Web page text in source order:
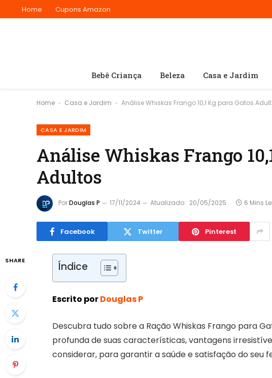
Home Cupons Amazon
Bebê Criança Beleza Casa e Jardim
Home - Casa e Jardim - Análise Whiskas Frango 10,1 Kg para Gatos
CASA E JARDIM
Análise Whiskas Frango
Adultos
PorDouglas P 17/11/2024 Atualizado: 20/05/2025 6 Mins
Facebook Twitter Pinterest
SHARE Índice
Escrito porDouglas P
Descubra tudo sobre a Ração Whiskas Frango para
profunda de suas características, vantagens
considerar, para garantir a saúde e satisfação do seu